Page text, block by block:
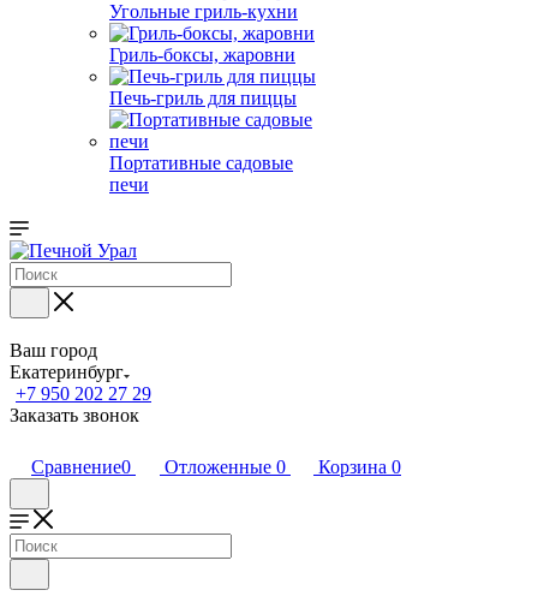
Угольные гриль-кухни
Гриль-боксы, жаровни
Печь-гриль для пиццы
Портативные садовые
печи
Ваш город
Екатеринбург
+7 950 202 27 29
Заказать звонок
Сравнение0 Отложенные 0 Корзина 0